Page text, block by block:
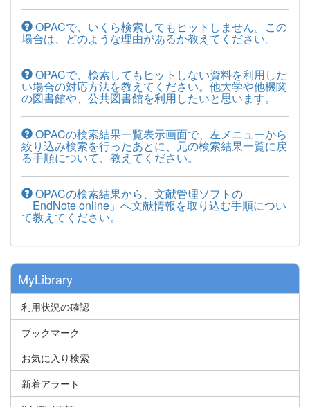
OPACで、いくら検索してもヒットしません。この
場合は、どのような理由があるか教えてください。
OPACで、検索してもヒットしない資料を利用した
い場合の対応方法を教えてください。他大学や他機関
の図書館や、公共図書館を利用したいと思います。
OPACの検索結果一覧表示画面で、左メニューから
絞り込み検索を行ったあとに、元の検索結果一覧に戻
る手順について、教えてください。
OPACの検索結果から、文献管理ソフトの
「EndNote online」へ文献情報を取り込む手順につい
て教えてください。
MyLibrary
利用状況の確認
ブックマーク
お気に入り検索
新着アラート